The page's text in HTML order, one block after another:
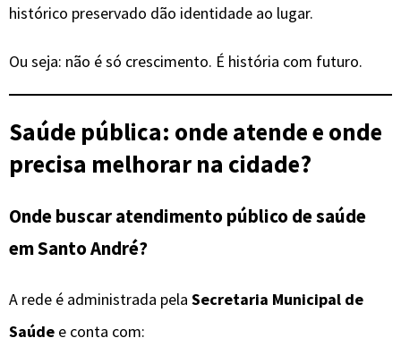
histórico preservado dão identidade ao lugar.
Ou seja: não é só crescimento. É história com futuro.
Saúde pública: onde atende e onde
precisa melhorar na cidade?
Onde buscar atendimento público de saúde
em Santo André?
A rede é administrada pela Secretaria Municipal de
Saúde e conta com: